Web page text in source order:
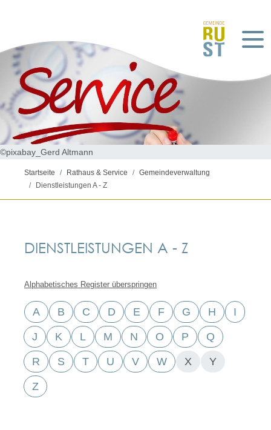
©pixabay_Gerd Altmann
Startseite Rathaus & Service
Gemeindeverwaltung
Dienstleistungen A - Z
DIENSTLEISTUNGEN A - Z
Alphabetisches Register überspringen
A B C D E F G H I
J K L M N O P Q
R S T U V W X Y
Z